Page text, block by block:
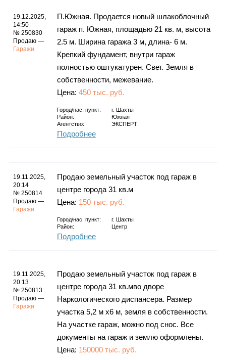
19.12.2025,
14:50
№ 250830
Продаю —
Гаражи
П.Южная. Продается новый шлакоблочный
гараж п. Южная, площадью 21 кв. м, высота
2.5 м. Ширина гаража 3 м, длина- 6 м.
Крепкий фундамент, внутри гараж
полностью оштукатурен. Свет. Земля в
собственности, межевание.
Цена: 450 тыс. руб.
Город/нас. пункт: г.
Шахты
Район:
Южная
Агентство:
ЭКСПЕРТ
Подробнее
19.11.2025,
20:14
№ 250814
Продаю —
Гаражи
Продаю земельный участок под гараж в
центре города 31 кв.м
Цена: 150 тыс. руб.
Город/нас. пункт: г.
Шахты
Район:
Центр
Подробнее
19.11.2025,
20:13
№ 250813
Продаю —
Гаражи
Продаю земельный участок под гараж в
центре города 31 кв.мво дворе
Наркологического диспансера. Размер
участка 5,2 м х6 м, земля в собственности.
На участке гараж, можно под снос. Все
документы на гараж и землю оформлены.
Цена: 150000 тыс. руб.